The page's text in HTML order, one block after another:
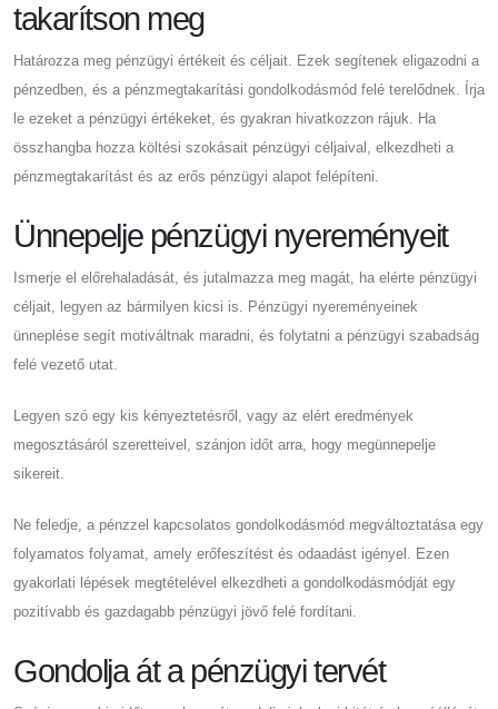
takarítson meg
Határozza meg pénzügyi értékeit és céljait. Ezek segítenek eligazodni a
pénzedben, és a pénzmegtakarítási gondolkodásmód felé terelődnek. Írja
le ezeket a pénzügyi értékeket, és gyakran hivatkozzon rájuk. Ha
összhangba hozza költési szokásait pénzügyi céljaival, elkezdheti a
pénzmegtakarítást és az erős pénzügyi alapot felépíteni.
Ünnepelje pénzügyi nyereményeit
Ismerje el előrehaladását, és jutalmazza meg magát, ha elérte pénzügyi
céljait, legyen az bármilyen kicsi is. Pénzügyi nyereményeinek
ünneplése segít motiváltnak maradni, és folytatni a pénzügyi szabadság
felé vezető utat.
Legyen szó egy kis kényeztetésről, vagy az elért eredmények
megosztásáról szeretteivel, szánjon időt arra, hogy megünnepelje
sikereit.
Ne feledje, a pénzzel kapcsolatos gondolkodásmód megváltoztatása egy
folyamatos folyamat, amely erőfeszítést és odaadást igényel. Ezen
gyakorlati lépések megtételével elkezdheti a gondolkodásmódját egy
pozitívabb és gazdagabb pénzügyi jövő felé fordítani.
Gondolja át a pénzügyi tervét